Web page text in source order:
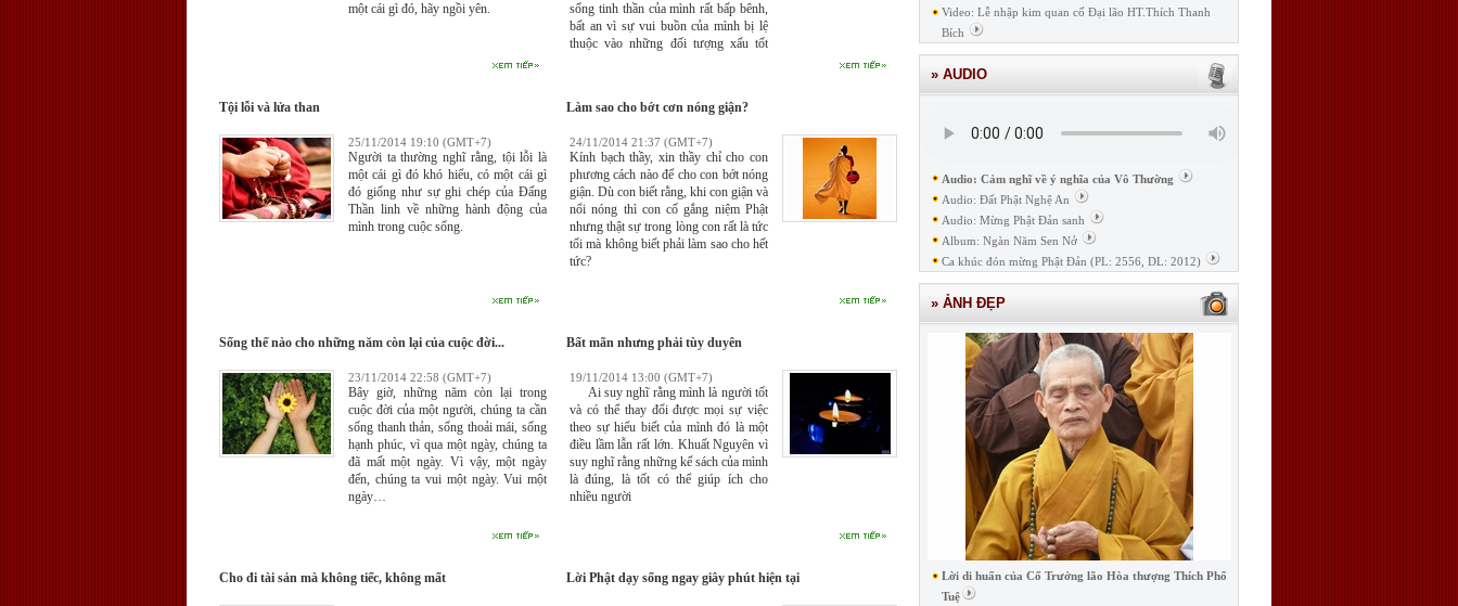
một cái gì đó, hãy ngồi yên.
sống tinh thần của mình rất bấp bênh,
bất an vì sự vui buồn của mình bị lệ
thuộc vào những đối tượng xấu tốt
Tội lỗi và lửa than
25/11/2014 19:10 (GMT+7)
Người ta thường nghĩ rằng, tội lỗi là
một cái gì đó khó hiểu, có một cái gì
đó giống như sự ghi chép của Đấng
Thần linh về những hành động của
mình trong cuộc sống.
Làm sao cho bớt cơn nóng giận?
24/11/2014 21:37 (GMT+7)
Kính bạch thầy, xin thầy chỉ cho con
phương cách nào để cho con bớt nóng
giận. Dù con biết rằng, khi con giận và
nổi nóng thì con cố gắng niệm Phật
nhưng thật sự trong lòng con rất là tức
tối mà không biết phải làm sao cho hết
tức?
Sống thế nào cho những năm còn lại của cuộc đời...
23/11/2014 22:58 (GMT+7)
Bây giờ, những năm còn lại trong
cuộc đời của một người, chúng ta cần
sống thanh thản, sống thoải mái, sống
hạnh phúc, vì qua một ngày, chúng ta
đã mất một ngày. Vì vậy, một ngày
đến, chúng ta vui một ngày. Vui một
ngày…
Bất mãn nhưng phải tùy duyên
19/11/2014 13:00 (GMT+7)
Ai suy nghĩ rằng mình là người tốt
và có thể thay đổi được mọi sự việc
theo sự hiểu biết của mình đó là một
điều lầm lẫn rất lớn. Khuất Nguyên vì
suy nghĩ rằng những kế sách của mình
là đúng, là tốt có thể giúp ích cho
nhiều người
Cho đi tài sản mà không tiếc, không mất Lời Phật dạy sống ngay giây phút hiện tại
Video: Lễ nhập kim quan cố Đại lão HT.Thích Thanh
Bích
» AUDIO
Audio: Cảm nghĩ về ý nghĩa của Vô Thường
Audio: Đất Phật Nghệ An
Audio: Mừng Phật Đản sanh
Album: Ngàn Năm Sen Nở
Ca khúc đón mừng Phật Đản (PL: 2556, DL: 2012)
» ẢNH ĐẸP
Lời di huấn của Cố Trưởng lão Hòa thượng Thích Phổ
Tuệ